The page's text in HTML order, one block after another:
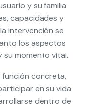
y su familia
capacidades y
intervención se
los aspectos
su momento vital.
función concreta,
en su vida
dentro de